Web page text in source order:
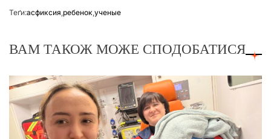
Теґи:асфиксия,ребенок,ученые
ВАМ ТАКОЖ МОЖЕ СПОДОБАТИСЯ